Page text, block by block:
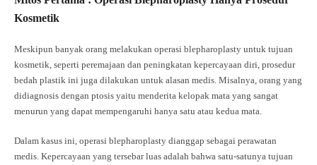
Kosmetik
Meskipun banyak orang melakukan operasi blepharoplasty untuk tujuan
kosmetik, seperti peremajaan dan peningkatan kepercayaan diri, prosedur
bedah plastik ini juga dilakukan untuk alasan medis. Misalnya, orang yang
didiagnosis dengan ptosis yaitu menderita kelopak mata yang sangat
menurun yang dapat mempengaruhi hanya satu atau kedua mata.
Dalam kasus ini, operasi blepharoplasty dianggap sebagai perawatan
medis. Kepercayaan yang tersebar luas adalah bahwa satu-satunya tujuan